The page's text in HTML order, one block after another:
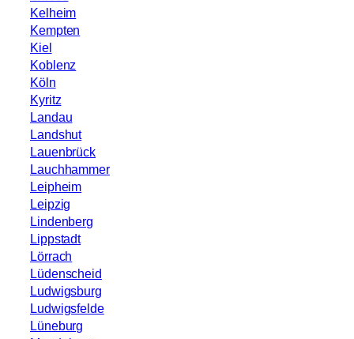
Kelheim
Kempten
Kiel
Koblenz
Köln
Kyritz
Landau
Landshut
Lauenbrück
Lauchhammer
Leipheim
Leipzig
Lindenberg
Lippstadt
Lörrach
Lüdenscheid
Ludwigsburg
Ludwigsfelde
Lüneburg